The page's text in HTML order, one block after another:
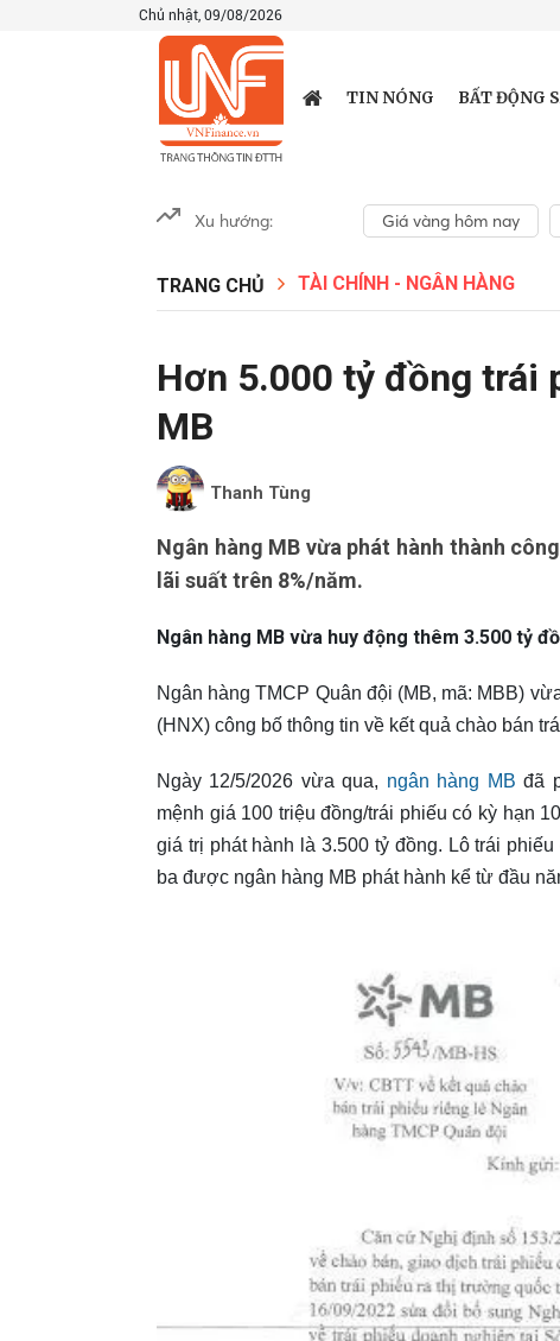
Chủ nhật, 09/08/2026
TIN NÓNG BẤT ĐỘNG
Xu hướng: Giá vàng hôm nay
TRANG CHỦ TÀI CHÍNH - NGÂN HÀNG
Hơn 5.000 tỷ đồng trái
MB
Thanh Tùng
Ngân hàng MB vừa phát hành thành
lãi suất trên 8%/năm.
Ngân hàng MB vừa huy động thêm 3.500 tỷ
Ngân hàng TMCP Quân đội (MB, mã: MBB)
(HNX) công bố thông tin về kết quả chào bán
Ngày 12/5/2026 vừa qua, ngân hàng MBđã
mệnh giá 100 triệu đồng/trái phiếu có kỳ hạn
giá trị phát hành là 3.500 tỷ đồng. Lô trái
ba được ngân hàng MB phát hành kể từ đầu